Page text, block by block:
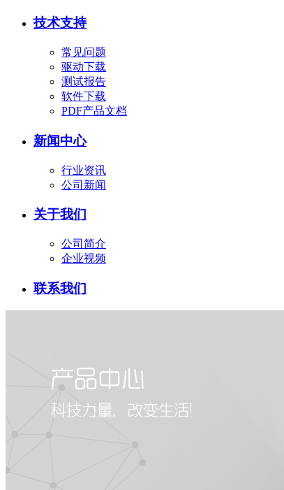
技术支持
常见问题
驱动下载
测试报告
软件下载
PDF产品文档
新闻中心
行业资讯
公司新闻
关于我们
公司简介
企业视频
联系我们